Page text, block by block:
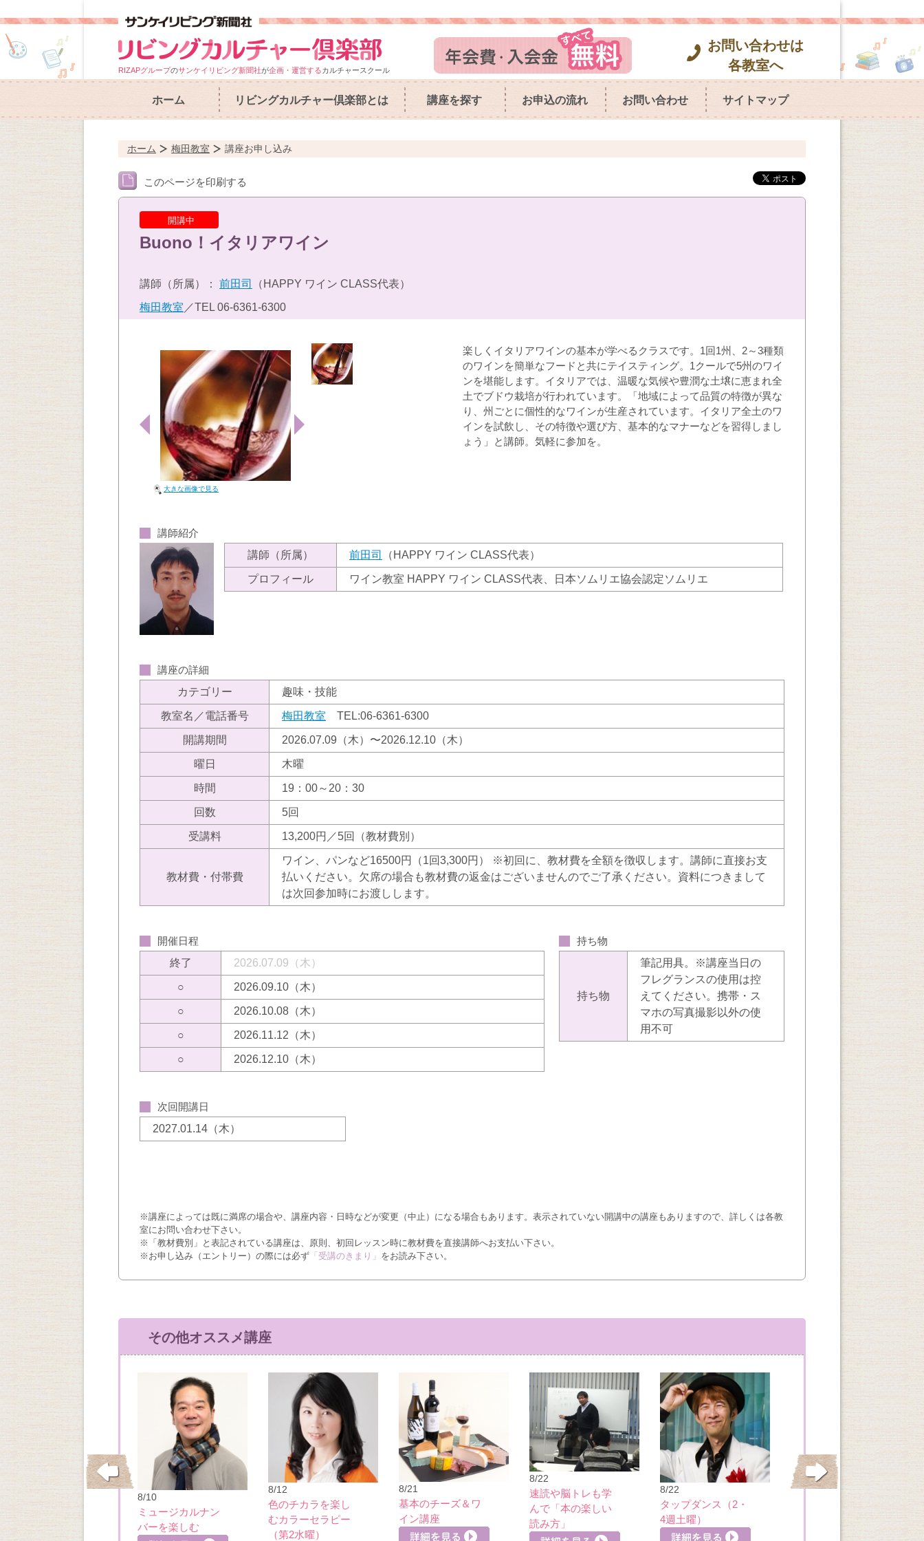
RIZAPグループのサンケイリビング新聞社が企画・運営するカルチャースクール
お問い合わせは
各教室へ
ホーム リビングカルチャー倶楽部とは 講座を探す お申込の流れ お問い合わせ サイトマップ
ホーム 梅田教室 講座お申し込み
このページを印刷する
開講中
Buono！イタリアワイン
講師（所属）： 前田司
（HAPPY ワイン CLASS代表）
梅田教室 ／TEL 06-6361-6300
大きな画像で見る
楽しくイタリアワインの基本が学べるクラスです。1回1州、2～3種類
のワインを簡単なフードと共にテイスティング。1クールで5州のワイ
ンを堪能します。イタリアでは、温暖な気候や豊潤な土壌に恵まれ全
土でブドウ栽培が行われています。「地域によって品質の特徴が異な
り、州ごとに個性的なワインが生産されています。イタリア全土のワ
インを試飲し、その特徴や選び方、基本的なマナーなどを習得しまし
ょう」と講師。気軽に参加を。
講師紹介
講師（所属）
前田司 （HAPPY ワイン CLASS代表）
プロフィール ワイン教室 HAPPY ワイン CLASS代表、日本ソムリエ協会認定ソムリエ
講座の詳細
カテゴリー
趣味・技能
教室名／電話番号 梅田教室 TEL:06-6361-6300
開講期間 2026.07.09（木）〜2026.12.10（木）
曜日 木曜
時間 19：00～20：30
回数 5回
受講料 13,200円／5回（教材費別）
教材費・付帯費
ワイン、パンなど16500円（1回3,300円） ※初回に、教材費を全額を徴収します。講師に直接お支
払いください。欠席の場合も教材費の返金はございませんのでご了承ください。資料につきまして
は次回参加時にお渡しします。
開催日程
終了
2026.07.09（木）
○ 2026.09.10（木）
○ 2026.10.08（木）
○ 2026.11.12（木）
○ 2026.12.10（木）
持ち物
持ち物
筆記用具。※講座当日の
フレグランスの使用は控
えてください。携帯・ス
マホの写真撮影以外の使
用不可
次回開講日
2027.01.14（木）
※講座によっては既に満席の場合や、講座内容・日時などが変更（中止）になる場合もあります。表示されていない開講中の講座もありますので、詳しくは各教
室にお問い合わせ下さい。
※「教材費別」と表記されている講座は、原則、初回レッスン時に教材費を直接講師へお支払い下さい。
※お申し込み（エントリー）の際には必ず 「受講のきまり」 をお読み下さい。
その他オススメ講座
11/20
パールアクセサリ
ーのアレンジ＆リ
メイク講座
8/10
ミュージカルナン
バーを楽しむ
8/12
色のチカラを楽し
むカラーセラピー
（第2水曜）
8/21
基本のチーズ＆ワ
イン講座
8/22
速読や脳トレも学
んで「本の楽しい
読み方」
8/22
タップダンス（2・
4週土曜）
8/23
発達支援教育士認
を見る
詳細